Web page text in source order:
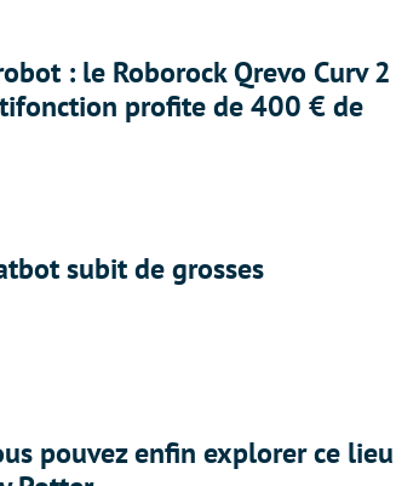
: le Roborock Qrevo Curv 2
profite de 400 € de
subit de grosses
pouvez enfin explorer ce lieu